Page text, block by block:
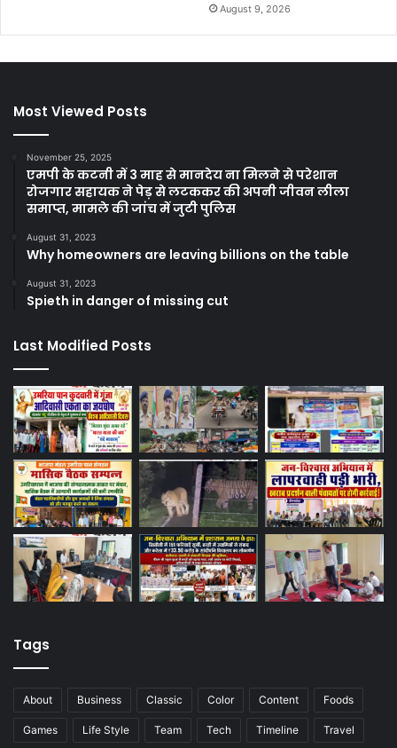
August 9, 2026
Most Viewed Posts
November 25, 2025
एमपी के कटनी में 3 माह से मानदेय ना मिलने से परेशान
रोजगार सहायक ने पेड़ से लटककर की अपनी जीवन लीला
समाप्त, मामले की जांच में जुटी पुलिस
August 31, 2023
Why homeowners are leaving billions on the table
August 31, 2023
Spieth in danger of missing cut
Last Modified Posts
Tags
About Business Classic Color Content Foods
Games Life Style Team Tech Timeline Travel